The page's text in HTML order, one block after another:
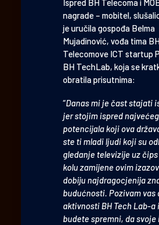
Ispred BH Telecoma i
nagrade – mobitel,
je uručila gospođa Belma
Mujadinović, vođa tima
Telecomove ICT startup
BH TechLab, koja se
obratila prisutnima:
“Danas mi je čast stajati
jer stojim ispred najvećeg
potencijala koji ova
ste ti mladi ljudi koji su
gledanje televizije uz
kolu zamijene ovim
dobiju najdragocjenija
budućnosti. Pozivam vas
aktivnosti BH Tech Lab-a
budete spremni, da svoje